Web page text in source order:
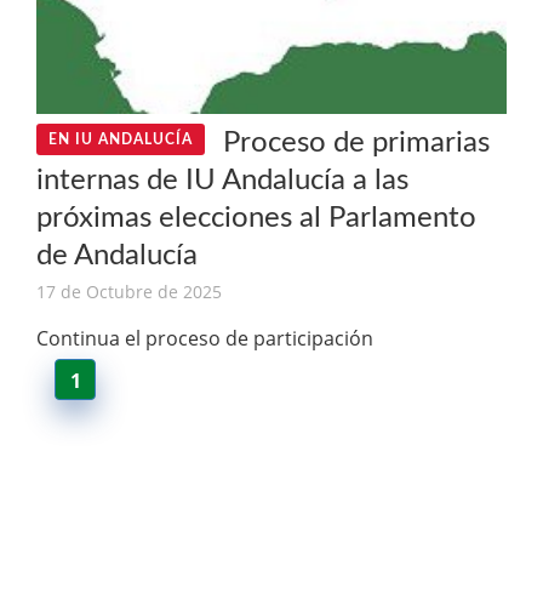
EN IU ANDALUCÍA
Proceso de primarias
internas de IU Andalucía a las
próximas elecciones al Parlamento
de Andalucía
17 de Octubre de 2025
Continua el proceso de participación
1